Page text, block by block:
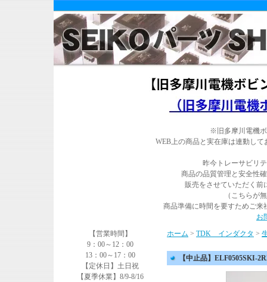
※旧多摩川電機
WEB上の商品と実在庫は連動し
昨今トレーサビリ
商品の品質管理と安全性
販売をさせていただく前
（こちらが
商品準備に時間を要すためご来
お
【営業時間】
9：00～12：00
13：00～17：00
【定休日】土日祝
【夏季休業】8/9-8/16
ホーム > TDK インダクタ >
【中止品】ELF0505SKI-